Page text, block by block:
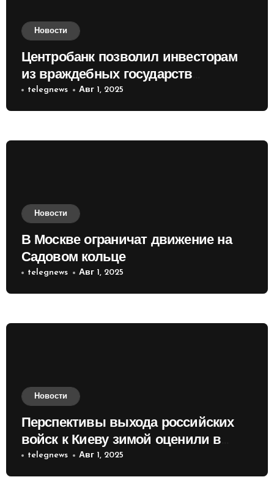
Новости
Центробанк позволил инвесторам
из враждебных государств
приобретать валюту
telegnews Авг 1, 2025
Новости
В Москве ограничат движение на
Садовом кольце
telegnews Авг 1, 2025
Новости
Перспективы выхода российских
войск к Киеву зимой оценили в
России
telegnews Авг 1, 2025